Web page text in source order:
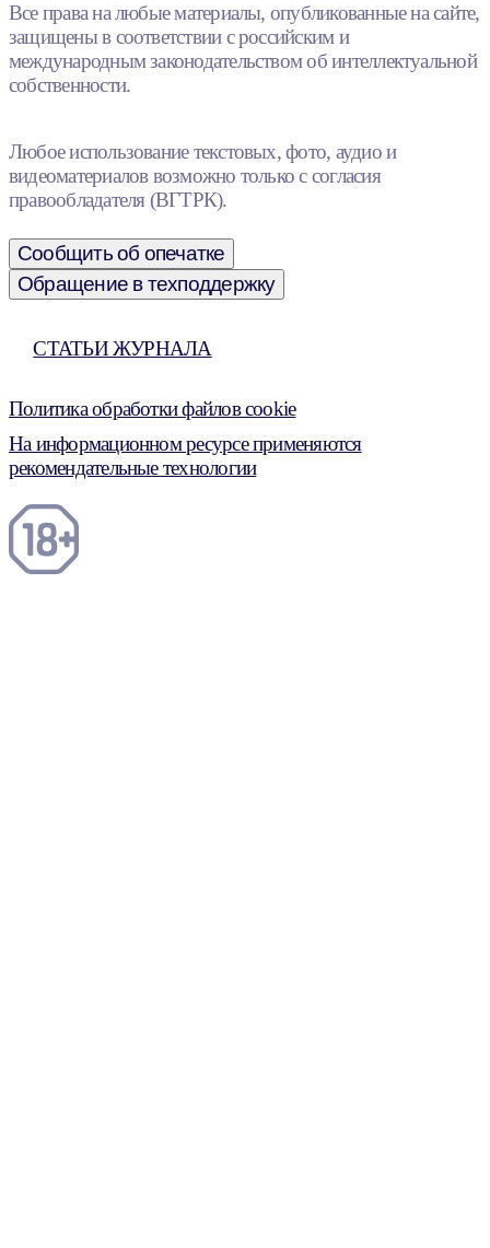
Все права на любые материалы, опубликованные на сайте,
защищены в соответствии с российским и
международным законодательством об интеллектуальной
собственности.
Любое использование текстовых, фото, аудио и
видеоматериалов возможно только с согласия
правообладателя (ВГТРК).
Сообщить об опечатке
Обращение в техподдержку
СТАТЬИ ЖУРНАЛА
Политика обработки файлов cookie
На информационном ресурсе применяются
рекомендательные технологии